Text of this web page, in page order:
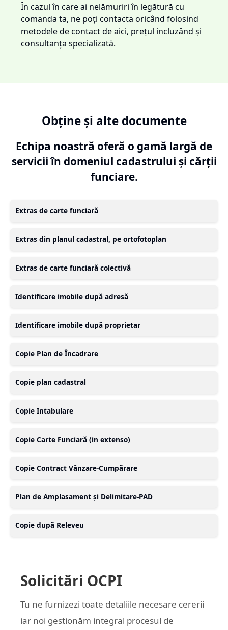
În cazul în care ai nelămuriri în legătură cu
comanda ta, ne poți contacta oricând folosind
metodele de contact de aici, prețul incluzând și
consultanța specializată.
Obține și alte documente
Echipa noastră oferă o gamă largă de
servicii în domeniul cadastrului și cărții
funciare.
Extras de carte funciară
Extras din planul cadastral, pe ortofotoplan
Extras de carte funciară colectivă
Identificare imobile după adresă
Identificare imobile după proprietar
Copie Plan de Încadrare
Copie plan cadastral
Copie Intabulare
Copie Carte Funciară (in extenso)
Copie Contract Vânzare-Cumpărare
Plan de Amplasament și Delimitare-PAD
Copie după Releveu
Solicitări OCPI
Tu ne furnizezi toate detaliile necesare cererii
iar noi gestionăm integral procesul de